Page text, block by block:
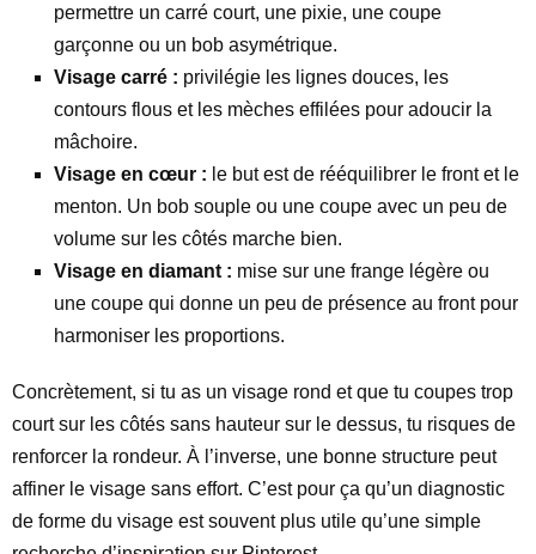
permettre un carré court, une pixie, une coupe
garçonne ou un bob asymétrique.
Visage carré : privilégie les lignes douces, les
contours flous et les mèches effilées pour adoucir la
mâchoire.
Visage en cœur : le but est de rééquilibrer le front et le
menton. Un bob souple ou une coupe avec un peu de
volume sur les côtés marche bien.
Visage en diamant : mise sur une frange légère ou
une coupe qui donne un peu de présence au front pour
harmoniser les proportions.
Concrètement, si tu as un visage rond et que tu coupes trop
court sur les côtés sans hauteur sur le dessus, tu risques de
renforcer la rondeur. À l’inverse, une bonne structure peut
affiner le visage sans effort. C’est pour ça qu’un diagnostic
de forme du visage est souvent plus utile qu’une simple